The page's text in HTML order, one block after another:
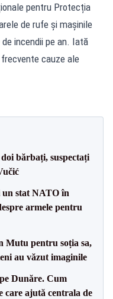
pentru Protecția
de rufe și mașinile
incendii pe an. Iată
cauze ale
bărbați, suspectați
stat NATO în
armele pentru
Mutu pentru soția sa,
au văzut imaginile
Dunăre. Cum
care ajută centrala de